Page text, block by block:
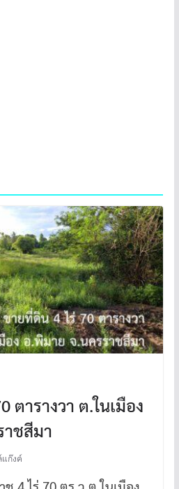
ตารางวา ต.ในเมือง
ชสีมา
แก๊งค์